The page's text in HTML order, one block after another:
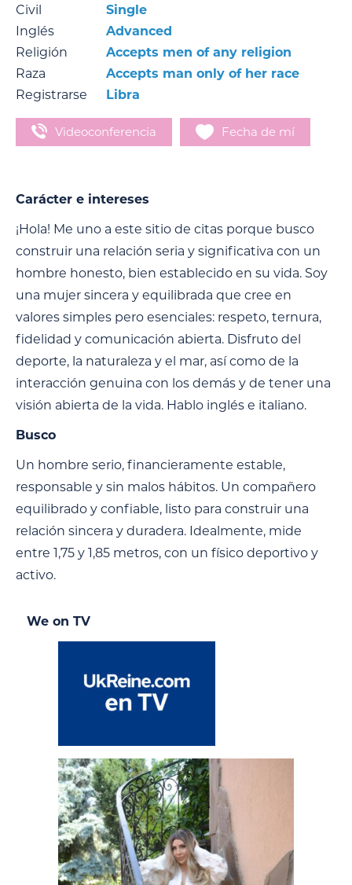
Civil
Single
Inglés
Advanced
Religión
Accepts men of any religion
Raza
Accepts man only of her race
Registrarse
Libra
Videoconferencia Fecha de mí
Carácter e intereses
¡Hola! Me uno a este sitio de citas porque busco
construir una relación seria y significativa con un
hombre honesto, bien establecido en su vida. Soy
una mujer sincera y equilibrada que cree en
valores simples pero esenciales: respeto, ternura,
fidelidad y comunicación abierta. Disfruto del
deporte, la naturaleza y el mar, así como de la
interacción genuina con los demás y de tener una
visión abierta de la vida. Hablo inglés e italiano.
Busco
Un hombre serio, financieramente estable,
responsable y sin malos hábitos. Un compañero
equilibrado y confiable, listo para construir una
relación sincera y duradera. Idealmente, mide
entre 1,75 y 1,85 metros, con un físico deportivo y
activo.
We on TV